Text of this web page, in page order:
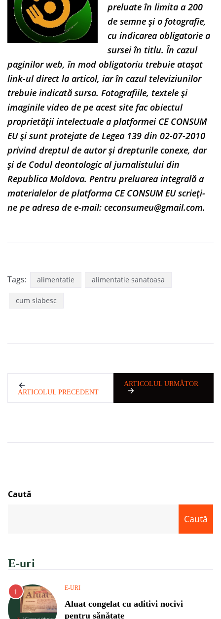
preluate în limita a 200
de semne și o fotografie,
cu indicarea obligatorie a
sursei în titlu. În cazul
paginilor web, în mod obligatoriu trebuie atașat
link-ul direct la articol, iar în cazul televiziunilor
trebuie indicată sursa. Fotografiile, textele și
imaginile video de pe acest site fac obiectul
proprietății intelectuale a platformei CE CONSUM
EU și sunt protejate de Legea 139 din 02-07-2010
privind dreptul de autor și drepturile conexe, dar
și de Codul deontologic al jurnalistului din
Republica Moldova. Pentru preluarea integrală a
materialelor de platforma CE CONSUM EU scrieți-
ne pe adresa de e-mail: ceconsumeu@gmail.com.
Tags: alimentatie alimentatie sanatoasa
cum slabesc
ARTICOLUL PRECEDENT
ARTICOLUL URMĂTOR
Caută
Caută
E-uri
E-URI
Aluat congelat cu aditivi nocivi
pentru sănătate